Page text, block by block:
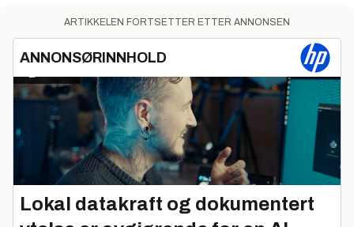
ARTIKKELEN FORTSETTER ETTER ANNONSEN
ANNONSØRINNHOLD
Lokal datakraft og dokumentert